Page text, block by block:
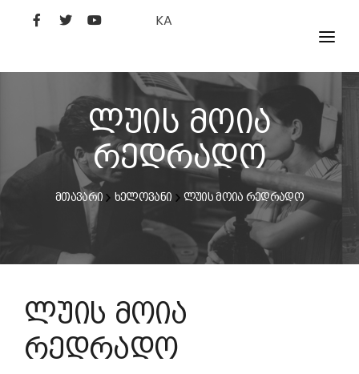
KA
ᲤᲘᲚᲛᲔᲑᲘ
ᲮᲔᲚᲝᲕᲐᲜᲘ
ᲙᲘᲜᲝᲡᲢᲣᲓᲘᲐ
ᲙᲘᲜᲝᲐᲙᲐᲓᲔᲛᲘᲐ
ლუის მოია
რედრადო
მთავარი ხელოვანი ლუის მოია რედრადო
ლუის მოია
რედრადო